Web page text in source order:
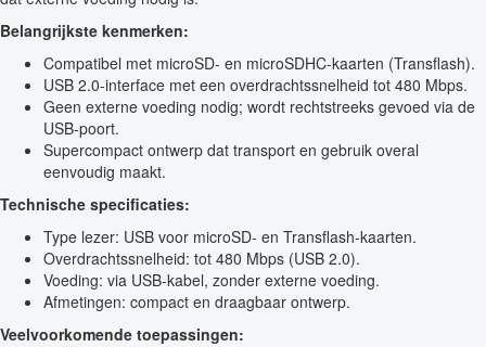
Belangrijkste kenmerken:
Compatibel met microSD- en microSDHC-kaarten (Transflash).
USB 2.0-interface met een overdrachtssnelheid tot 480 Mbps.
Geen externe voeding nodig; wordt rechtstreeks gevoed via de
USB-poort.
Supercompact ontwerp dat transport en gebruik overal
eenvoudig maakt.
Technische specificaties:
Type lezer: USB voor microSD- en Transflash-kaarten.
Overdrachtssnelheid: tot 480 Mbps (USB 2.0).
Voeding: via USB-kabel, zonder externe voeding.
Afmetingen: compact en draagbaar ontwerp.
Veelvoorkomende toepassingen: